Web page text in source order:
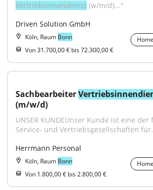
Vertriebsinnendienst (w/m/d)..."
Driven Solution GmbH
Köln, Raum Bonn
Von 31.700,00 € bis 72.300,00 €
Sachbearbeiter
(m/w/d)
UNSER KUNDEUnser Kunde ist eine
Service- und Vertriebsgesellschaften
Herrmann Personal
Köln, Raum Bonn
Von 1.800,00 € bis 2.800,00 €